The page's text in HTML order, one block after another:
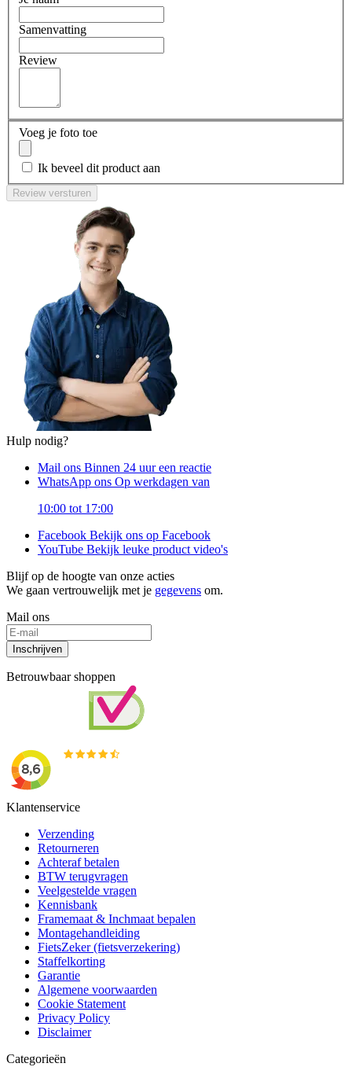
Samenvatting
Review
Voeg je foto toe
Ik beveel dit product aan
Review versturen
Hulp nodig?
Mail ons Binnen 24 uur een reactie
WhatsApp ons Op werkdagen van
10:00 tot 17:00
Facebook Bekijk ons op Facebook
YouTube Bekijk leuke product video's
Blijf op de hoogte van onze acties
We gaan vertrouwelijk met je gegevens om.
Mail ons
Inschrijven
Betrouwbaar shoppen
Klantenservice
Verzending
Retourneren
Achteraf betalen
BTW terugvragen
Veelgestelde vragen
Kennisbank
Framemaat & Inchmaat bepalen
Montagehandleiding
FietsZeker (fietsverzekering)
Staffelkorting
Garantie
Algemene voorwaarden
Cookie Statement
Privacy Policy
Disclaimer
Categorieën